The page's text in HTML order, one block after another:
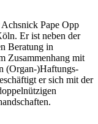
Pape Opp
Er ist neben der
Beratung in
Zusammenhang mit
(Organ-)Haftungs-
er sich mit der